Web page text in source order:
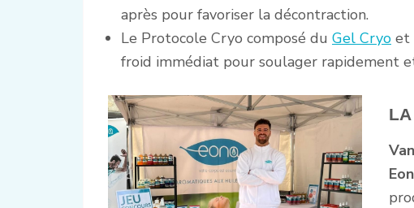
après pour favoriser la décontraction.
Le Protocole Cryo composé du Gel Cryo et
froid immédiat pour soulager rapidement
LA